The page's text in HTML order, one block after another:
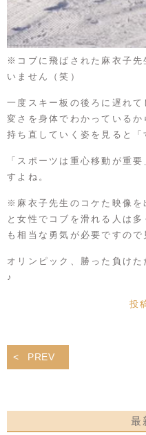
※コブに飛ばされた麻衣子先
いません（笑）
一度スキー板の後ろに遅れ
変さを身体でわかっている
持ち直していく姿を見ると「
「スポーツは重心移動が重
すよね。
※麻衣子先生のコケた映像を
と女性でコブを滑れる人は
も相当な勇気が必要ですので
オリンピック、勝った負け
♪
投
PREV
最